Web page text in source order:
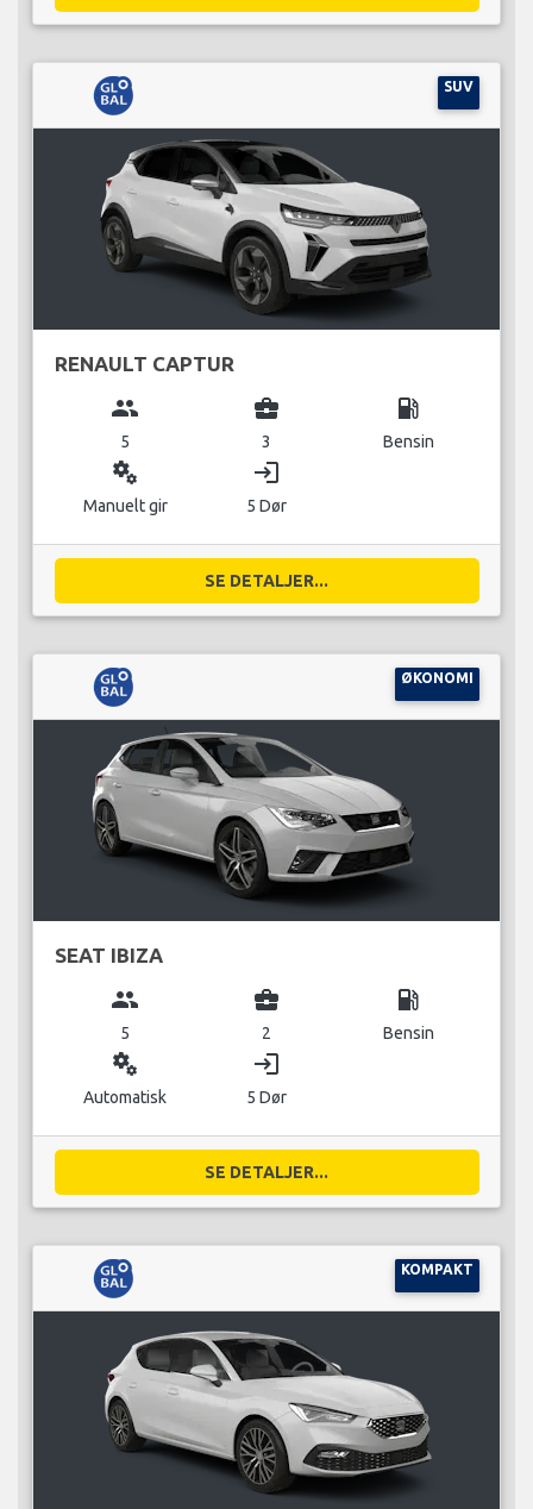
SUV
RENAULT CAPTUR
group
5
business_center
3
local_gas_station
Bensin
miscellaneous_services
Manuelt gir
login
5 Dør
SE DETALJER...
ØKONOMI
SEAT IBIZA
group
5
business_center
2
local_gas_station
Bensin
miscellaneous_services
Automatisk
login
5 Dør
SE DETALJER...
KOMPAKT